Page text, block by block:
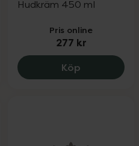
5% Urea Hand
Hudkräm 450 ml
Pris online
277 kr
Köp Locobase